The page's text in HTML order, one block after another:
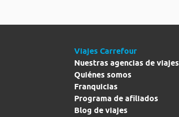
Viajes Carrefour
Nuestras agencias de viajes
Quiénes somos
Franquicias
Programa de afiliados
Blog de viajes